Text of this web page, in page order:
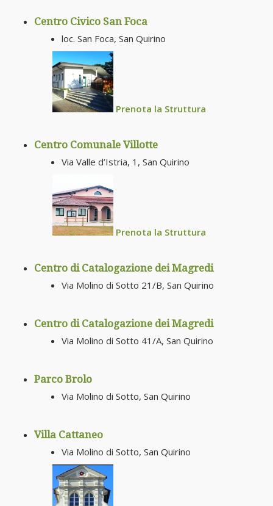
Centro Civico San Foca
loc. San Foca, San Quirino
Prenota la Struttura
Centro Comunale Villotte
Via Valle d’Istria, 1, San Quirino
Prenota la Struttura
Centro di Catalogazione dei Magredi
Via Molino di Sotto 21/B, San Quirino
Centro di Catalogazione dei Magredi
Via Molino di Sotto 41/A, San Quirino
Parco Brolo
Via Molino di Sotto, San Quirino
Villa Cattaneo
Via Molino di Sotto, San Quirino